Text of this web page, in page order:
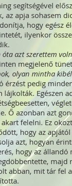
segítségével
az apja sohasem
hogy egész
ilyenkor
azt szerettem
megjelenő
olyan mintha
érzést pedig
lájkolták. Egészen
Ő azonban azt
felelni. Ez
hogy az
azt, hogyan
hogy az
majd
abban, mit tár fel